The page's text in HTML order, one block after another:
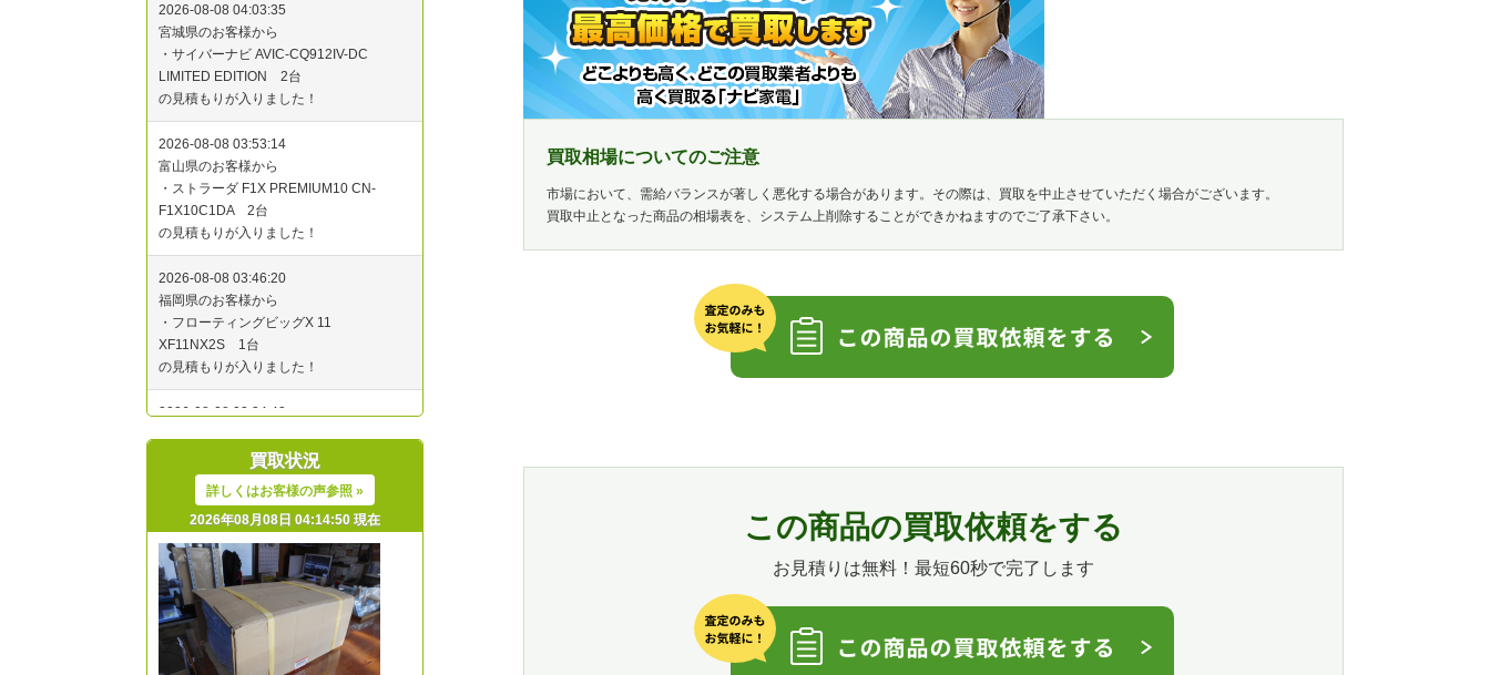
買取相場についてのご注意
市場において、需給バランスが著しく悪化する場合があります。その際は、買取を中止させていただく場合がございます。
買取中止となった商品の相場表を、システム上削除することができかねますのでご了承下さい。
この商品の買取依頼をする
お見積りは無料！最短60秒で完了します
買取状況
詳しくはお客様の声参照 »
2026年08月08日 04:14:50 現在